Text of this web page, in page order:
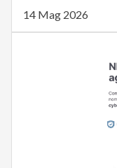
14 Mag 2026